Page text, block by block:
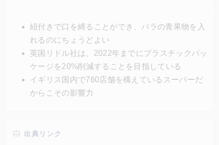
再利用、詰め替えにする方針を打ち出している。
紐付きで口を縛ることができ、バラの青果物を入
れるのにちょうどよい
英国リドル社は、2022年までにプラスチックパッ
ケージを20%削減することを目指している
イギリス国内で760店舗を構えているスーパーだ
からこその影響力
出典リンク